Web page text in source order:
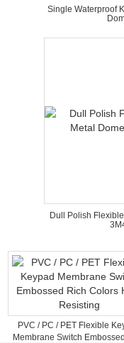
Single Waterproof
Dull Polish
PVC / PC / PET Flexible
Membrane Switch